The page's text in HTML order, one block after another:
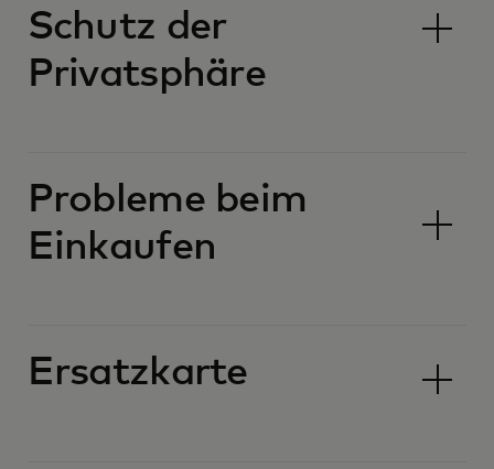
Schutz der
Privatsphäre
Probleme beim
Einkaufen
Ersatzkarte